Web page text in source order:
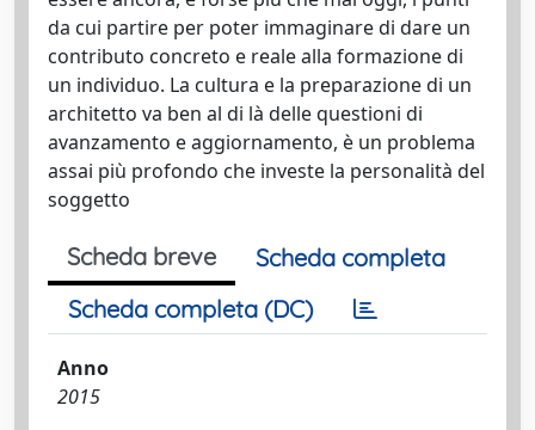
da cui partire per poter immaginare di dare un
contributo concreto e reale alla formazione di
un individuo. La cultura e la preparazione di un
architetto va ben al di là delle questioni di
avanzamento e aggiornamento, è un problema
assai più profondo che investe la personalità del
soggetto
Scheda breve
Scheda completa
Scheda completa (DC)
Anno
2015